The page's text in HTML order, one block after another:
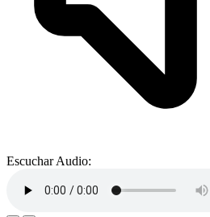
Escuchar Audio: